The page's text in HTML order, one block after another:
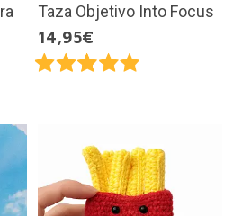
Taza Objetivo Into Focus
14,95€